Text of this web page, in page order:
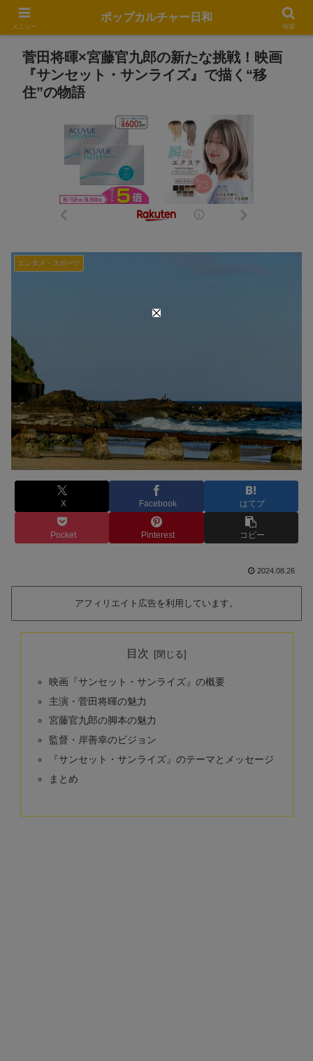
菅田将暉×宮藤官九郎の新たな挑戦！映画
『サンセット・サンライズ』で描く“移
住”の物語
エンタメ・スポーツ
X Facebook はてブ
Pocket Pinterest コピー
2024.08.26
アフィリエイト広告を利用しています。
目次
映画『サンセット・サンライズ』の概要
主演・菅田将暉の魅力
宮藤官九郎の脚本の魅力
監督・岸善幸のビジョン
『サンセット・サンライズ』のテーマとメッセージ
まとめ
メニュー
ポップカルチャー日和
検索